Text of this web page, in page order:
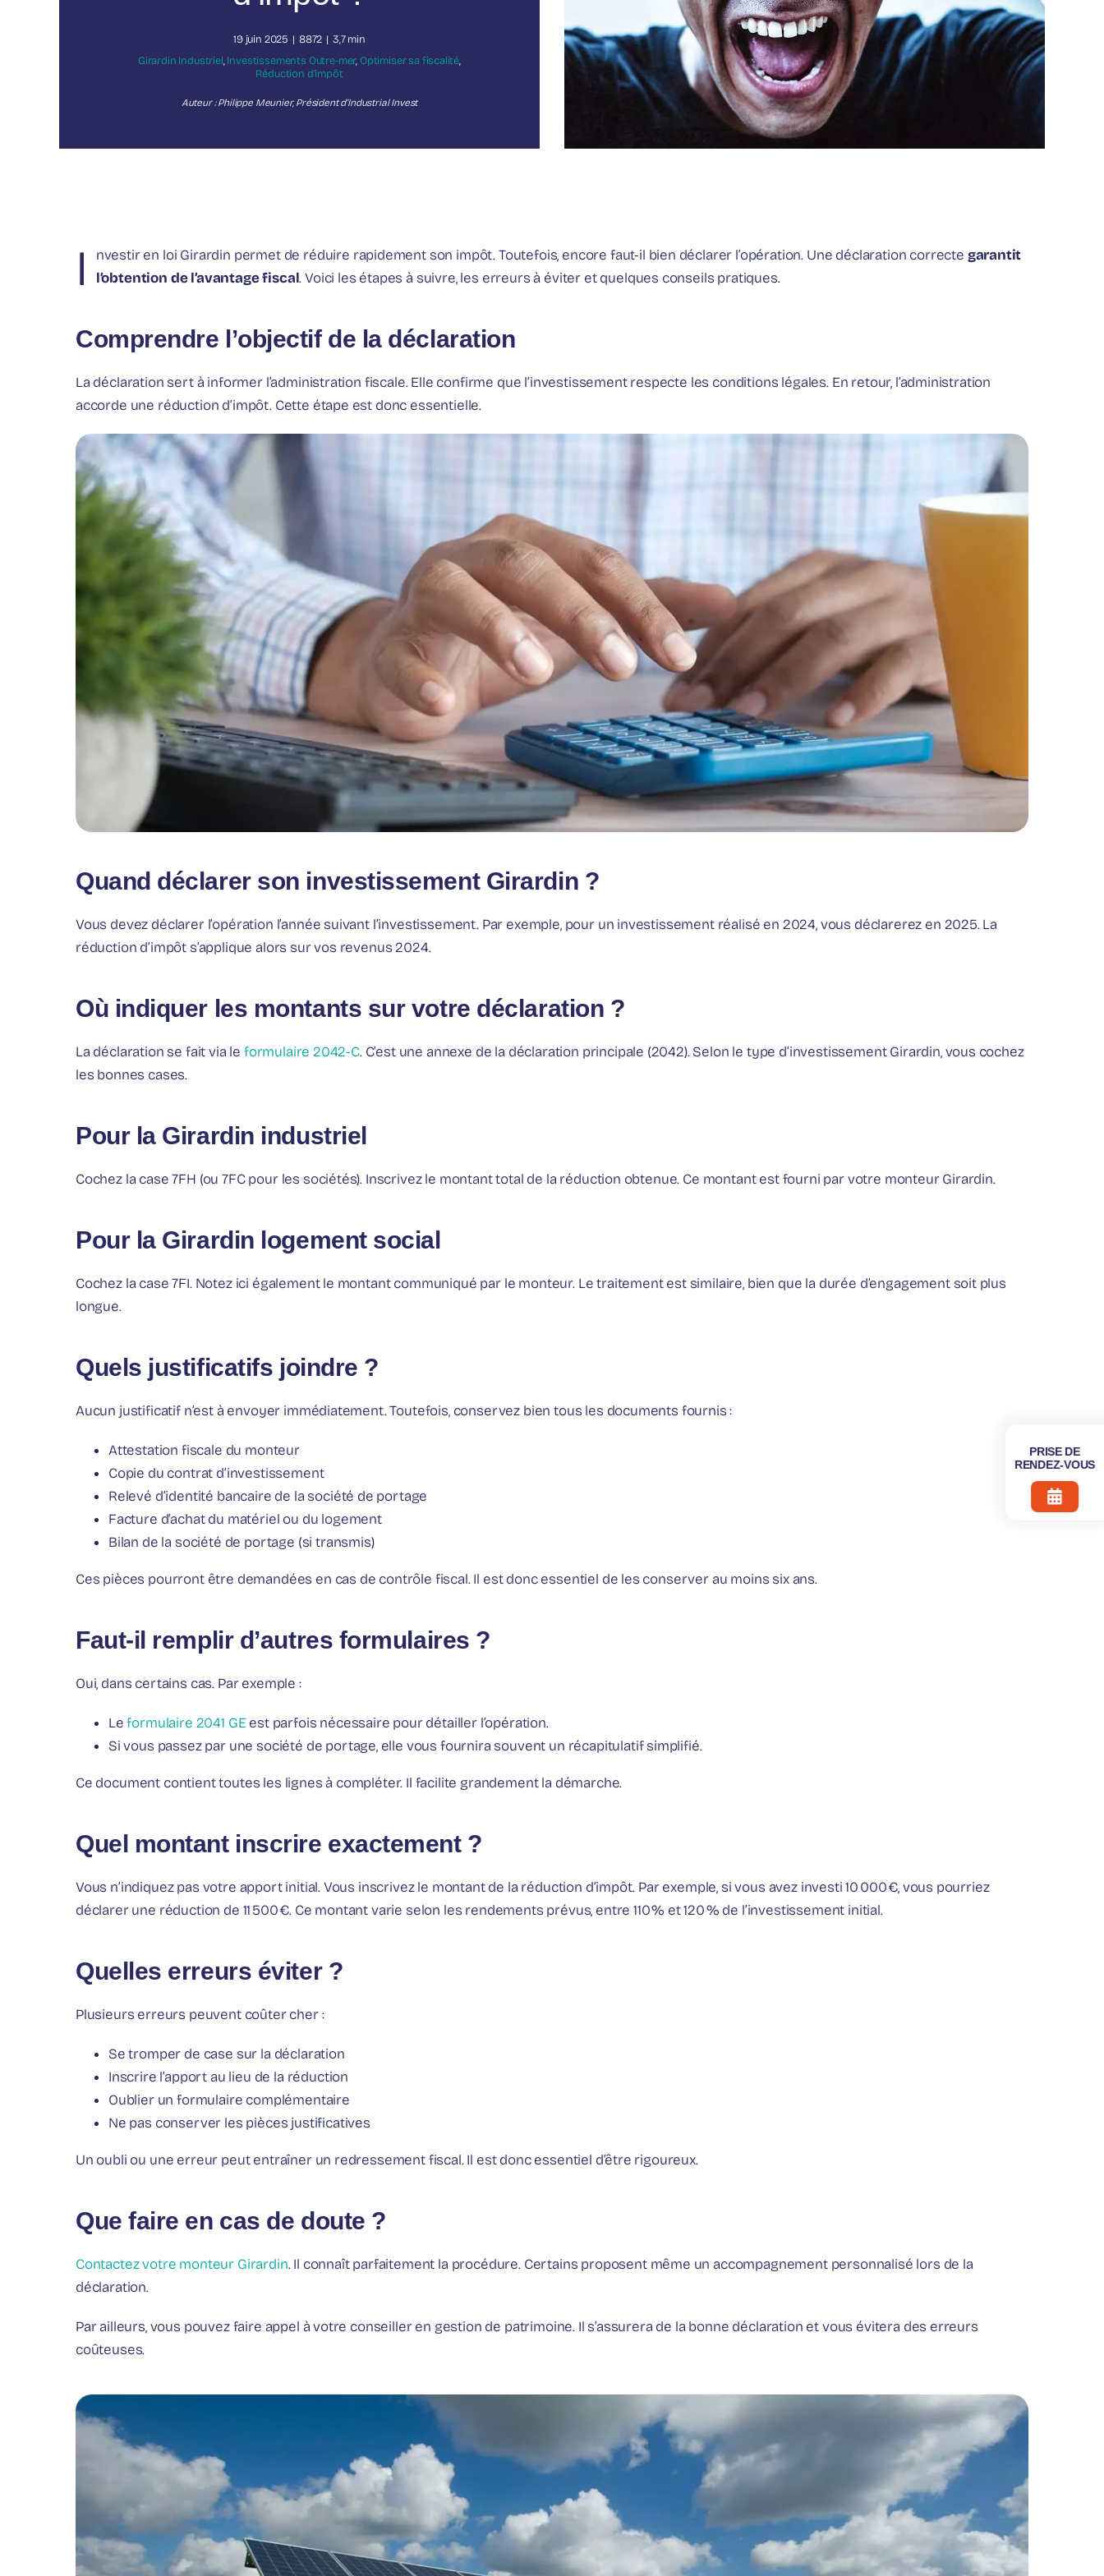
19 juin 2025 | 8872 | 3,7 min
Girardin Industriel,Investissements Outre-mer, Optimiser sa fiscalité,
Réduction d’impôt
Auteur : Philippe Meunier, Président d’Industrial Invest
I nvestir en loi Girardin permet de réduire rapidement son impôt. Toutefois, encore faut-il bien déclarer l’opération. Une déclaration correcte garantit
l’obtention de l’avantage fiscal. Voici les étapes à suivre, les erreurs à éviter et quelques conseils pratiques.
Comprendre l’objectif de la déclaration
La déclaration sert à informer l’administration fiscale. Elle confirme que l’investissement respecte les conditions légales. En retour, l’administration
accorde une réduction d’impôt. Cette étape est donc essentielle.
Quand déclarer son investissement Girardin ?
Vous devez déclarer l’opération l’année suivant l’investissement. Par exemple, pour un investissement réalisé en 2024, vous déclarerez en 2025. La
réduction d’impôt s’applique alors sur vos revenus 2024.
Où indiquer les montants sur votre déclaration ?
La déclaration se fait via le formulaire 2042-C. C’est une annexe de la déclaration principale (2042). Selon le type d’investissement Girardin, vous cochez
les bonnes cases.
Pour la Girardin industriel
Cochez la case 7FH (ou 7FC pour les sociétés). Inscrivez le montant total de la réduction obtenue. Ce montant est fourni par votre monteur Girardin.
Pour la Girardin logement social
Cochez la case 7FI. Notez ici également le montant communiqué par le monteur. Le traitement est similaire, bien que la durée d’engagement soit plus
longue.
Quels justificatifs joindre ?
Aucun justificatif n’est à envoyer immédiatement. Toutefois, conservez bien tous les documents fournis :
Attestation fiscale du monteur
Copie du contrat d’investissement
Relevé d’identité bancaire de la société de portage
Facture d’achat du matériel ou du logement
Bilan de la société de portage (si transmis)
Ces pièces pourront être demandées en cas de contrôle fiscal. Il est donc essentiel de les conserver au moins six ans.
Faut-il remplir d’autres formulaires ?
Oui, dans certains cas. Par exemple :
Leformulaire 2041 GEest parfois nécessaire pour détailler l’opération.
Si vous passez par une société de portage, elle vous fournira souvent un récapitulatif simplifié.
Ce document contient toutes les lignes à compléter. Il facilite grandement la démarche.
Quel montant inscrire exactement ?
Vous n’indiquez pas votre apport initial. Vous inscrivez le montant de la réduction d’impôt. Par exemple, si vous avez investi 10 000 €, vous pourriez
déclarer une réduction de 11 500 €. Ce montant varie selon les rendements prévus, entre 110 % et 120 % de l’investissement initial.
Quelles erreurs éviter ?
Plusieurs erreurs peuvent coûter cher :
Se tromper de case sur la déclaration
Inscrire l’apport au lieu de la réduction
Oublier un formulaire complémentaire
Ne pas conserver les pièces justificatives
Un oubli ou une erreur peut entraîner un redressement fiscal. Il est donc essentiel d’être rigoureux.
Que faire en cas de doute ?
Contactez votre monteur Girardin. Il connaît parfaitement la procédure. Certains proposent même un accompagnement personnalisé lors de la
déclaration.
Par ailleurs, vous pouvez faire appel à votre conseiller en gestion de patrimoine. Il s’assurera de la bonne déclaration et vous évitera des erreurs
coûteuses.
PRISE DE
RENDEZ-VOUS